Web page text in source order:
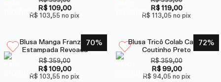
R$ 109,00
R$ 103,55 no pix
R$ 119,00
R$ 113,05 no pix
70%
Blusa Manga Franzida
Estampada Revoada
R$ 359,00
R$ 109,00
R$ 103,55 no pix
72%
Blusa Tricô Colab Camila
Coutinho Preto
R$ 359,00
R$ 99,00
R$ 94,05 no pix